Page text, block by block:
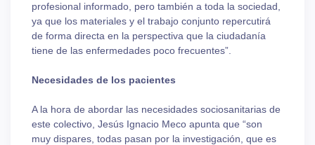
profesional informado, pero también a toda la sociedad,
ya que los materiales y el trabajo conjunto repercutirá
de forma directa en la perspectiva que la ciudadanía
tiene de las enfermedades poco frecuentes”.
Necesidades de los pacientes
A la hora de abordar las necesidades sociosanitarias de
este colectivo, Jesús Ignacio Meco apunta que “son
muy dispares, todas pasan por la investigación, que es